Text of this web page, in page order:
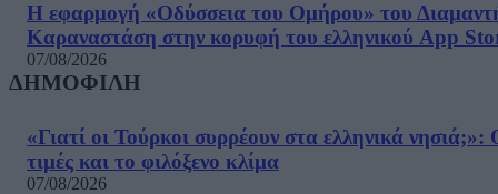
Η εφαρμογή «Οδύσσεια του Ομήρου» του
Καραναστάση στην κορυφή του ελληνικού App
07/08/2026
ΔΗΜΟΦΙΛΗ
«Γιατί οι Τούρκοι συρρέουν στα ελληνικά νησιά;»:
τιμές και το φιλόξενο κλίμα
07/08/2026